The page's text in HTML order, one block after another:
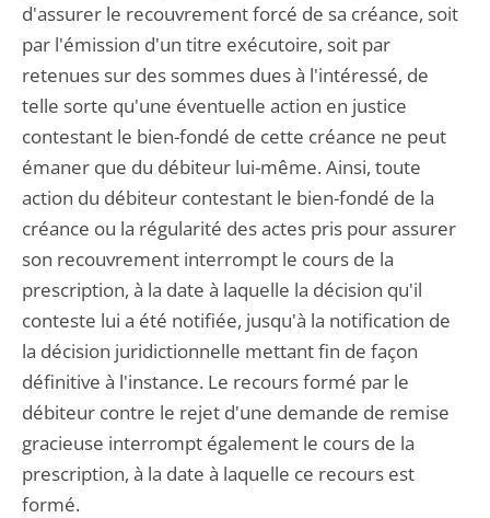
d'assurer le recouvrement forcé de sa créance, soit
par l'émission d'un titre exécutoire, soit par
retenues sur des sommes dues à l'intéressé, de
telle sorte qu'une éventuelle action en justice
contestant le bien-fondé de cette créance ne peut
émaner que du débiteur lui-même. Ainsi, toute
action du débiteur contestant le bien-fondé de la
créance ou la régularité des actes pris pour assurer
son recouvrement interrompt le cours de la
prescription, à la date à laquelle la décision qu'il
conteste lui a été notifiée, jusqu'à la notification de
la décision juridictionnelle mettant fin de façon
définitive à l'instance. Le recours formé par le
débiteur contre le rejet d'une demande de remise
gracieuse interrompt également le cours de la
prescription, à la date à laquelle ce recours est
formé.